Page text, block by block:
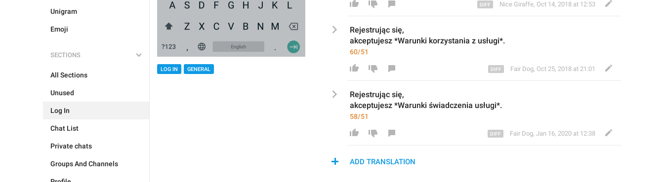
Unigram
Emoji
SECTIONS
All Sections
Unused
Log In
Chat List
Private chats
Groups And Channels
LOG IN GENERAL
Nice Giraffe, Oct 14, 2018 at 12:53
Rejestrując się,
akceptujesz *Warunki korzystania z usługi*.
60/51
Fair Dog, Oct 25, 2018 at 21:01
Rejestrując się,
akceptujesz *Warunki świadczenia usługi*.
58/51
Fair Dog, Jan 16, 2020 at 12:38
ADD TRANSLATION